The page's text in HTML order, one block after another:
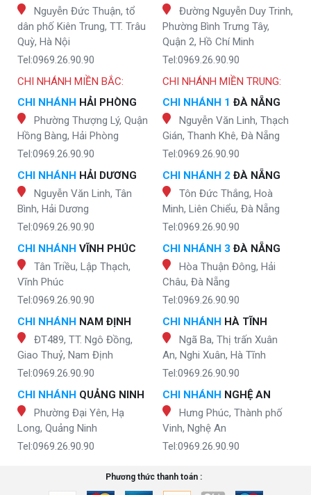
Nguyễn Đức Thuận, tổ
dân phố Kiên Trung, TT. Trâu
Quỳ, Hà Nội
Tel:0969.26.90.90
Đường Nguyễn Duy Trinh,
Phường Bình Trưng Tây,
Quận 2, Hồ Chí Minh
Tel:0969.26.90.90
CHI NHÁNH MIỀN BẮC:
CHI NHÁNH HẢI PHÒNG
Phường Thượng Lý, Quận
Hồng Bàng, Hải Phòng
Tel:0969.26.90.90
CHI NHÁNH HẢI DƯƠNG
Nguyễn Văn Linh, Tân
Bình, Hải Dương
Tel:0969.26.90.90
CHI NHÁNH VĨNH PHÚC
Tân Triều, Lập Thạch,
Vĩnh Phúc
Tel:0969.26.90.90
CHI NHÁNH NAM ĐỊNH
ĐT489, TT. Ngô Đồng,
Giao Thuỷ, Nam Định
Tel:0969.26.90.90
CHI NHÁNH QUẢNG NINH
Phường Đại Yên, Hạ
Long, Quảng Ninh
Tel:0969.26.90.90
CHI NHÁNH MIỀN TRUNG:
CHI NHÁNH 1 ĐÀ NẴNG
Nguyễn Văn Linh, Thạch
Gián, Thanh Khê, Đà Nẵng
Tel:0969.26.90.90
CHI NHÁNH 2 ĐÀ NẴNG
Tôn Đức Thắng, Hoà
Minh, Liên Chiểu, Đà Nẵng
Tel:0969.26.90.90
CHI NHÁNH 3 ĐÀ NẴNG
Hòa Thuận Đông, Hải
Châu, Đà Nẵng
Tel:0969.26.90.90
CHI NHÁNH HÀ TĨNH
Ngã Ba, Thị trấn Xuân
An, Nghi Xuân, Hà Tĩnh
Tel:0969.26.90.90
CHI NHÁNH NGHỆ AN
Hưng Phúc, Thành phố
Vinh, Nghệ An
Tel:0969.26.90.90
Phương thức thanh toán :